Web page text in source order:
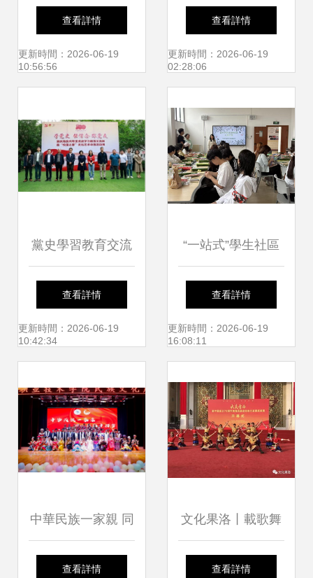
州“探訪中華文化魅
力行”開啟文化藝術
查看詳情
更新時間：2026-06-19
10:56:56
三角 奏響寧馬文化
交流 合奏曲
查看詳情
更新時間：2026-06-19
02:28:06
黨史學習教育交流
展暨“校園之春”文
化藝術展在移通學
化黨史學習，共筑
文化新篇章
查看詳情
更新時間：2026-06-19
10:42:34
“一站式”學生社區
活動│不借誰的
光，做自己的花
棒花藝心理療愈活
動圓滿落幕
查看詳情
更新時間：2026-06-19
16:08:11
中華民族一家親 同
心共筑中國夢——
查看詳情
文化果洛丨載歌舞
頌黨恩 展幸福
查看詳情